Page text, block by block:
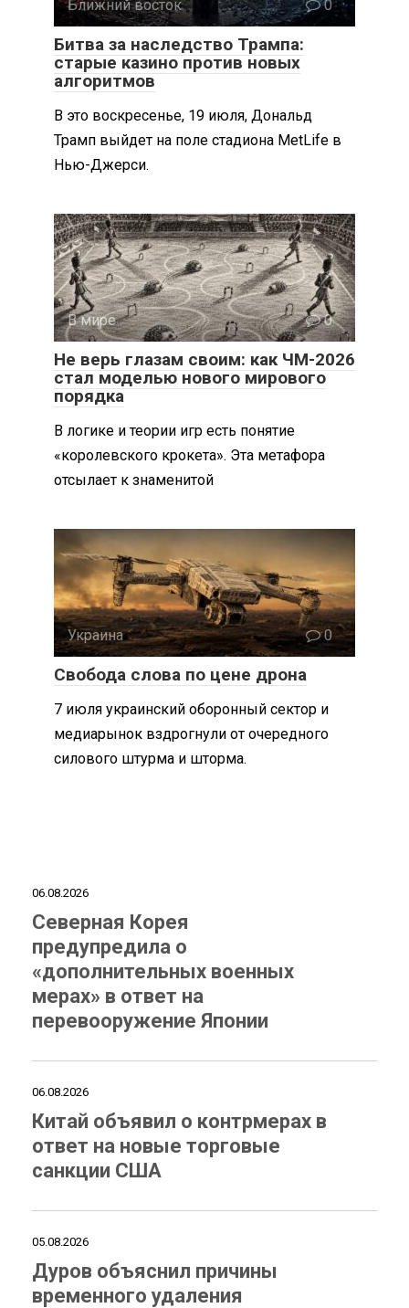
Ближний восток 0
Битва за наследство Трампа:
старые казино против новых
алгоритмов
В это воскресенье, 19 июля, Дональд
Трамп выйдет на поле стадиона MetLife в
Нью-Джерси.
В мире 0
Не верь глазам своим: как ЧМ-2026
стал моделью нового мирового
порядка
В логике и теории игр есть понятие
«королевского крокета». Эта метафора
отсылает к знаменитой
Украина 0
Свобода слова по цене дрона
7 июля украинский оборонный сектор и
медиарынок вздрогнули от очередного
силового штурма и шторма.
06.08.2026
Северная Корея
предупредила о
«дополнительных военных
мерах» в ответ на
перевооружение Японии
06.08.2026
Китай объявил о контрмерах в
ответ на новые торговые
санкции США
05.08.2026
Дуров объяснил причины
временного удаления